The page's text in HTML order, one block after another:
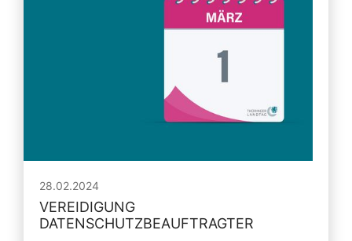
28.02.2024
VEREIDIGUNG
DATENSCHUTZBEAUFTRAGTER